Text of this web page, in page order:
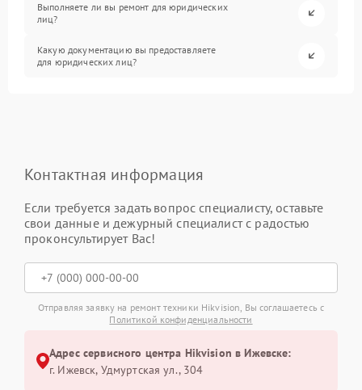
Выполняете ли вы ремонт для юридических
лиц?
Какую документацию вы предоставляете
для юридических лиц?
Контактная информация
Если требуется задать вопрос специалисту, оставьте
свои данные и дежурный специалист с радостью
проконсультирует Вас!
Отправляя заявку на ремонт техники Hikvision, Вы соглашаетесь с
Политикой конфиденциальности
Адрес сервисного центра Hikvision в Ижевске:
г. Ижевск, Удмуртская ул., 304